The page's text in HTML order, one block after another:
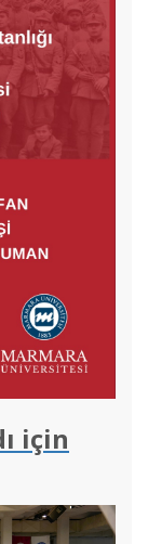
için